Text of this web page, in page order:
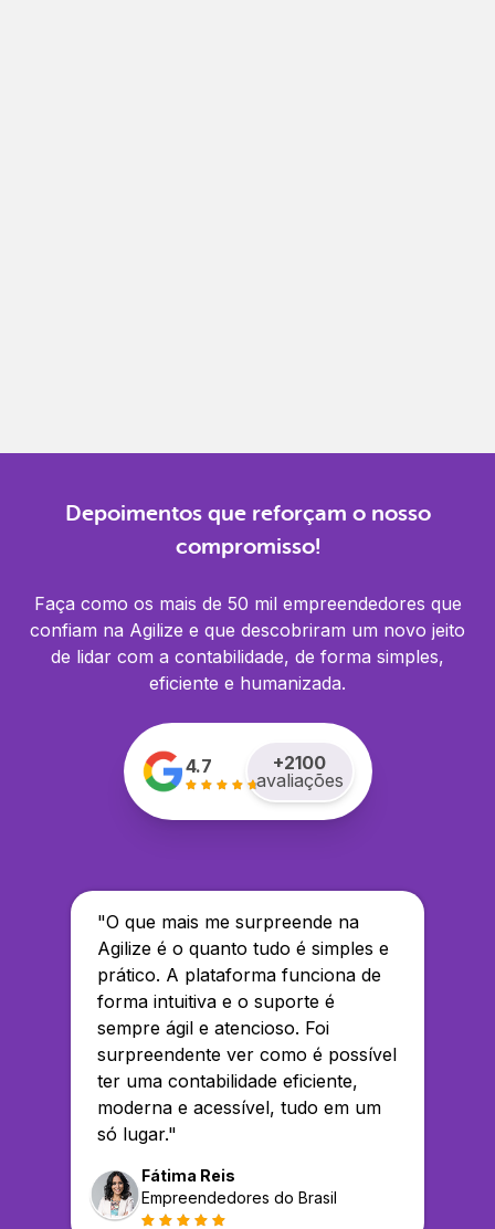
Depoimentos que reforçam o nosso
compromisso!
Faça como os mais de 50 mil empreendedores que
confiam na Agilize e que descobriram um novo jeito
de lidar com a contabilidade, de forma simples,
eficiente e humanizada.
4.7 +2100
avaliações
"O que mais me surpreende na
Agilize é o quanto tudo é simples e
prático. A plataforma funciona de
forma intuitiva e o suporte é
sempre ágil e atencioso. Foi
surpreendente ver como é possível
ter uma contabilidade eficiente,
moderna e acessível, tudo em um
só lugar."
Fátima Reis
Empreendedores do Brasil